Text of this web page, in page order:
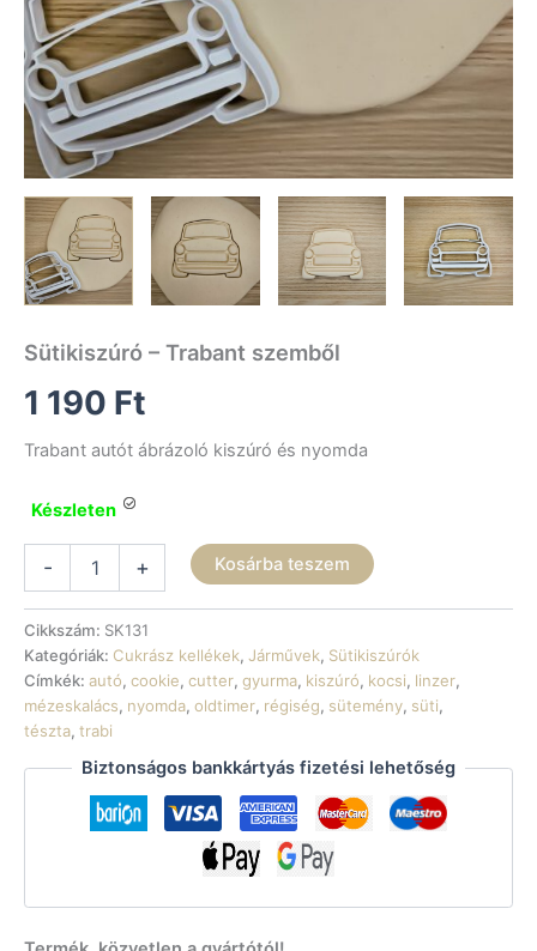
Sütikiszúró – Trabant szemből
1 190 Ft
Trabant autót ábrázoló kiszúró és nyomda
Készleten
-
szemből
mennyiség
+ Kosárba teszem
Cikkszám: SK131
Kategóriák: Cukrász kellékek, Járművek, Sütikiszúrók
Címkék: autó, cookie, cutter, gyurma, kiszúró, kocsi, linzer,
mézeskalács, nyomda, oldtimer, régiség, sütemény, süti,
tészta, trabi
Biztonságos bankkártyás fizetési lehetőség